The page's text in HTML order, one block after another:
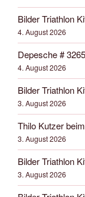
Bilder Triathlon
4. August 2026
Depesche #
4. August 2026
Bilder Triathlon
3. August 2026
Thilo Kutzer
3. August 2026
Bilder Triathlon
3. August 2026